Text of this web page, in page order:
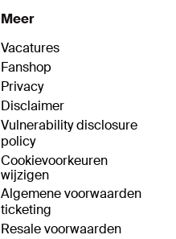
Meer
Vacatures
Fanshop
Privacy
Disclaimer
Vulnerability disclosure
policy
Cookievoorkeuren
wijzigen
Algemene voorwaarden
ticketing
Resale voorwaarden